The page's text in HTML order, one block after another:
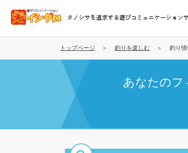
コ
テ
タノシサを追求する遊びコミュニケーション
トップページ 釣りを楽しむ 釣り情
あなたのフ